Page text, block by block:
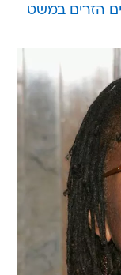
הזרים במשט